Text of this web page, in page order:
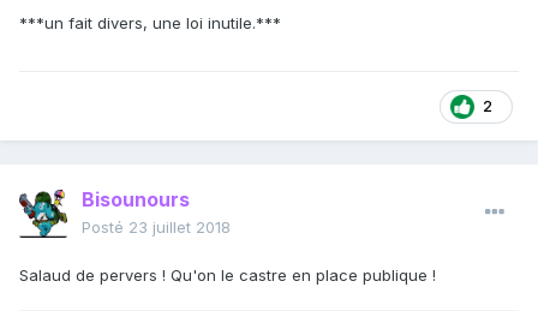
***un fait divers, une loi inutile.***
2
Bisounours
Posté 23 juillet 2018
Salaud de pervers ! Qu'on le castre en place publique !